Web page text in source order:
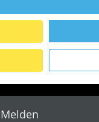
Melden